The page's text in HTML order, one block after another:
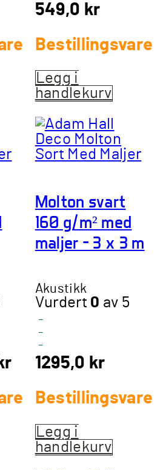
549,0 kr
Bestillingsvare
Legg i
handlekurv
Molton svart
160 g/m² med
maljer – 3 x 3 m
Akustikk
Vurdert 0 av 5
-
-
-
1295,0 kr
Bestillingsvare
Legg i
handlekurv